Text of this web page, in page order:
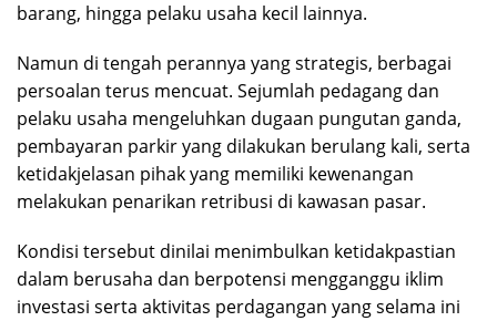
barang, hingga pelaku usaha kecil lainnya.
Namun di tengah perannya yang strategis, berbagai
persoalan terus mencuat. Sejumlah pedagang dan
pelaku usaha mengeluhkan dugaan pungutan ganda,
pembayaran parkir yang dilakukan berulang kali, serta
ketidakjelasan pihak yang memiliki kewenangan
melakukan penarikan retribusi di kawasan pasar.
Kondisi tersebut dinilai menimbulkan ketidakpastian
dalam berusaha dan berpotensi mengganggu iklim
investasi serta aktivitas perdagangan yang selama ini